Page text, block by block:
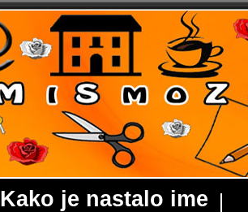
Kako je nastalo ime